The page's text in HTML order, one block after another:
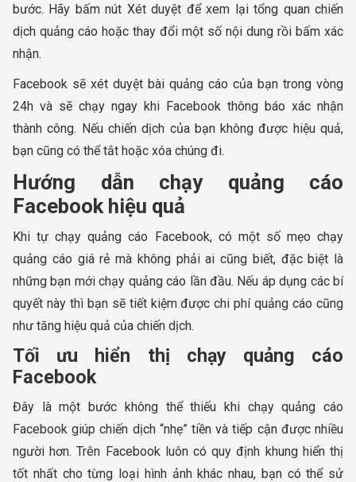
bước. Hãy bấm nút Xét duyệt để xem lại tổng quan chiến
dịch quảng cáo hoặc thay đổi một số nội dung rồi bấm xác
nhận.
Facebook sẽ xét duyệt bài quảng cáo của bạn trong vòng
24h và sẽ chạy ngay khi Facebook thông báo xác nhận
thành công. Nếu chiến dịch của bạn không được hiệu quả,
bạn cũng có thể tắt hoặc xóa chúng đi.
Hướng dẫn chạy quảng cáo
Facebook hiệu quả
Khi tự chạy quảng cáo Facebook, có một số mẹo chạy
quảng cáo giá rẻ mà không phải ai cũng biết, đặc biệt là
những bạn mới chạy quảng cáo lần đầu. Nếu áp dụng các bí
quyết này thì bạn sẽ tiết kiệm được chi phí quảng cáo cũng
như tăng hiệu quả của chiến dịch.
Tối ưu hiển thị chạy quảng cáo
Facebook
Đây là một bước không thể thiếu khi chạy quảng cáo
Facebook giúp chiến dịch “nhẹ” tiền và tiếp cận được nhiều
người hơn. Trên Facebook luôn có quy định khung hiển thị
tốt nhất cho từng loại hình ảnh khác nhau, bạn có thể sử